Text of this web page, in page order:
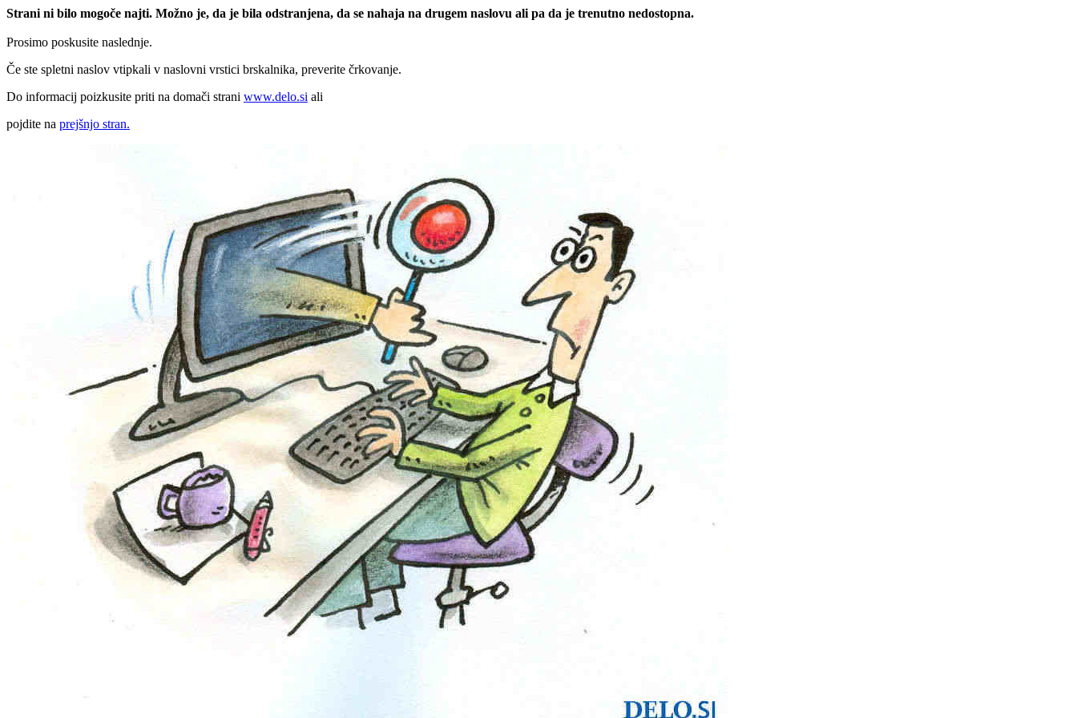
Strani ni bilo mogoče najti. Možno je, da je bila odstranjena, da se nahaja na drugem naslovu ali pa da je trenutno nedostopna.
Prosimo poskusite naslednje.
Če ste spletni naslov vtipkali v naslovni vrstici brskalnika, preverite črkovanje.
Do informacij poizkusite priti na domači strani www.delo.si ali
pojdite na prejšnjo stran.